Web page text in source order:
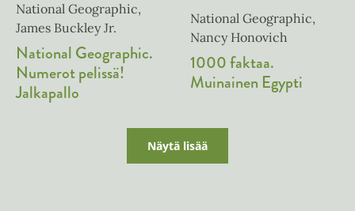
National Geographic,
James Buckley Jr.
National Geographic.
Numerot pelissä!
Jalkapallo
National Geographic,
Nancy Honovich
1000 faktaa.
Muinainen Egypti
Näytä lisää